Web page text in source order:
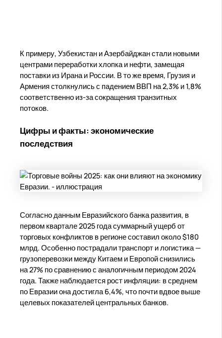
К примеру, Узбекистан и Азербайджан стали новыми
центрами переработки хлопка и нефти, замещая
поставки из Ирана и России. В то же время, Грузия и
Армения столкнулись с падением ВВП на 2,3% и 1,8%
соответственно из-за сокращения транзитных
потоков.
Цифры и факты: экономические
последствия
Согласно данным Евразийского банка развития, в
первом квартале 2025 года суммарный ущерб от
торговых конфликтов в регионе составил около $180
млрд. Особенно пострадали транспорт и логистика —
грузоперевозки между Китаем и Европой снизились
на 27% по сравнению с аналогичным периодом 2024
года. Также наблюдается рост инфляции: в среднем
по Евразии она достигла 6,4%, что почти вдвое выше
целевых показателей центральных банков.